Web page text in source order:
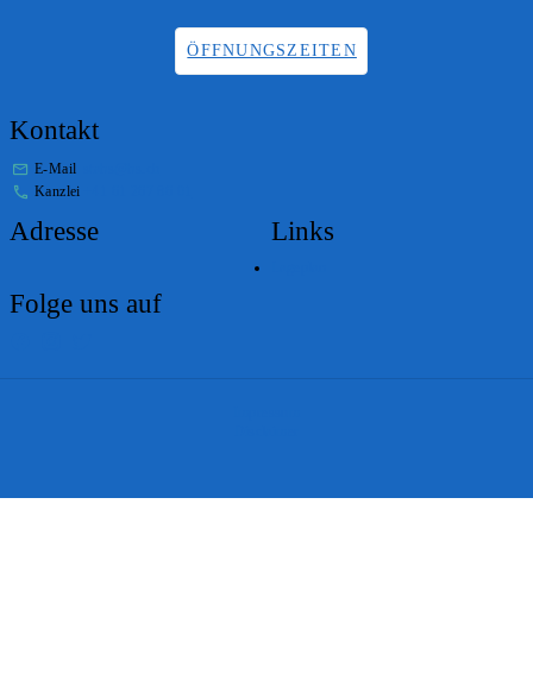
ÖFFNUNGSZEITEN
Kontakt
E-Mail
Kanzlei
Adresse Links
Folge uns auf